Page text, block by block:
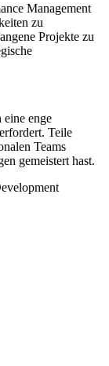
Management
zu
Projekte zu
eine enge
Teile
Teams
gemeistert hast.